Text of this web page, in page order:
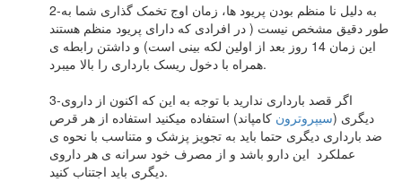
2-به دلیل نا منظم بودن پریود ها، زمان اوج تخمک گذاری شما به
طور دقیق مشخص نیست ( در افرادی که دارای پریود منظم هستند
این زمان 14 روز بعد از اولین لکه بینی است) و داشتن رابطه ی
همراه با دخول ریسک بارداری را بالا میبرد.
3-اگر قصد بارداری ندارید با توجه به این که اکنون از داروی
دیگری (سیپروترون کامپاند) استفاده میکنید استفاده از هر قرص
ضد بارداری دیگری حتما باید به تجویز پزشک و متناسب با نحوه ی
عملکرد این دارو باشد و از مصرف خود سرانه ی هر داروی
دیگری باید اجتناب کنید.